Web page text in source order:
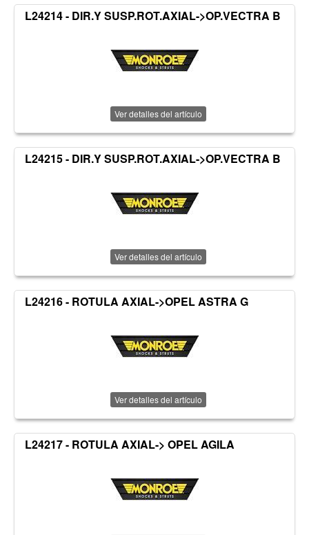
L24214 - DIR.Y SUSP.ROT.AXIAL->OP.VECTRA B
Ver detalles del artículo
L24215 - DIR.Y SUSP.ROT.AXIAL->OP.VECTRA B
Ver detalles del artículo
L24216 - ROTULA AXIAL->OPEL ASTRA G
Ver detalles del artículo
L24217 - ROTULA AXIAL-> OPEL AGILA